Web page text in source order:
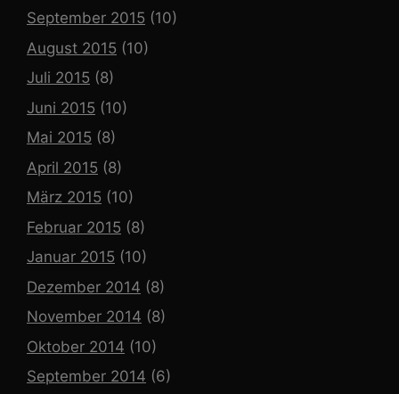
September 2015 (10)
August 2015 (10)
Juli 2015 (8)
Juni 2015 (10)
Mai 2015 (8)
April 2015 (8)
März 2015 (10)
Februar 2015 (8)
Januar 2015 (10)
Dezember 2014 (8)
November 2014 (8)
Oktober 2014 (10)
September 2014 (6)